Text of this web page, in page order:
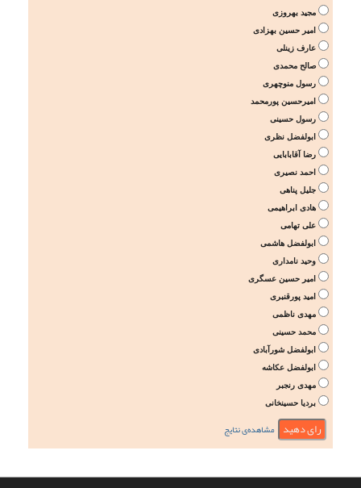
مجید بهروزی
امیر حسین بهزادی
عارف زینلی
صالح محمدی
رسول منوچهری
امیرحسین پورمحمد
رسول حسینی
ابولفضل نظری
رضا آقابابایی
احمد نصیری
جلیل پناهی
هادی ابراهیمی
علی تهامی
ابولفضل هاشمی
وحید نامداری
امیر حسین عسگری
امید پورقنبری
مهدی ناظمی
محمد حسینی
ابولفضل شورآبادی
ابولفضل عکاشه
مهدی رنجبر
بردیا حسینخانی
مشاهده‌ی نتایج